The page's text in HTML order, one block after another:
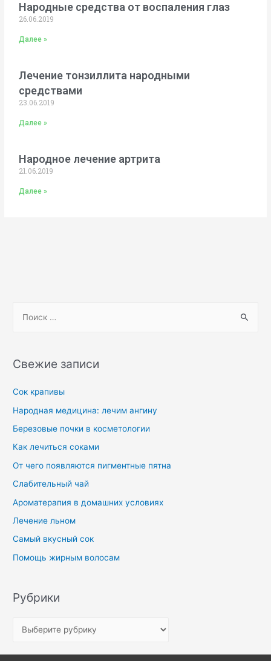
Народные средства от воспаления глаз
26.06.2019
Далее »
Лечение тонзиллита народными
средствами
23.06.2019
Далее »
Народное лечение артрита
21.06.2019
Далее »
Свежие записи
Сок крапивы
Народная медицина: лечим ангину
Березовые почки в косметологии
Как лечиться соками
От чего появляются пигментные пятна
Слабительный чай
Ароматерапия в домашних условиях
Лечение льном
Самый вкусный сок
Помощь жирным волосам
Рубрики